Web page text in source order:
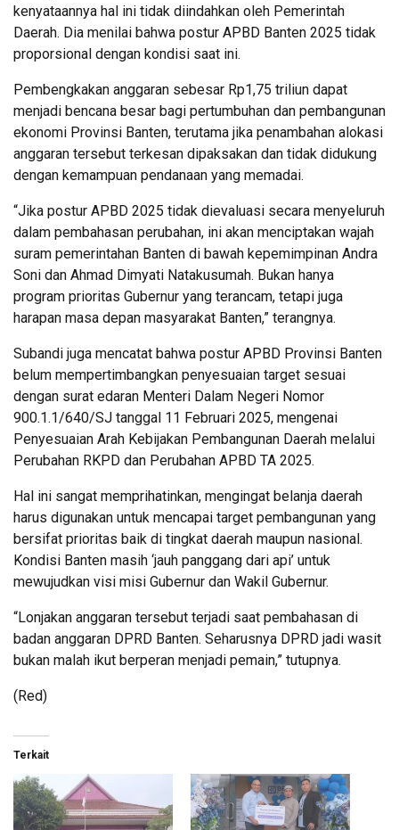
kenyataannya hal ini tidak diindahkan oleh Pemerintah
Daerah. Dia menilai bahwa postur APBD Banten 2025 tidak
proporsional dengan kondisi saat ini.
Pembengkakan anggaran sebesar Rp1,75 triliun dapat
menjadi bencana besar bagi pertumbuhan dan pembangunan
ekonomi Provinsi Banten, terutama jika penambahan alokasi
anggaran tersebut terkesan dipaksakan dan tidak didukung
dengan kemampuan pendanaan yang memadai.
“Jika postur APBD 2025 tidak dievaluasi secara menyeluruh
dalam pembahasan perubahan, ini akan menciptakan wajah
suram pemerintahan Banten di bawah kepemimpinan Andra
Soni dan Ahmad Dimyati Natakusumah. Bukan hanya
program prioritas Gubernur yang terancam, tetapi juga
harapan masa depan masyarakat Banten,” terangnya.
Subandi juga mencatat bahwa postur APBD Provinsi Banten
belum mempertimbangkan penyesuaian target sesuai
dengan surat edaran Menteri Dalam Negeri Nomor
900.1.1/640/SJ tanggal 11 Februari 2025, mengenai
Penyesuaian Arah Kebijakan Pembangunan Daerah melalui
Perubahan RKPD dan Perubahan APBD TA 2025.
Hal ini sangat memprihatinkan, mengingat belanja daerah
harus digunakan untuk mencapai target pembangunan yang
bersifat prioritas baik di tingkat daerah maupun nasional.
Kondisi Banten masih ‘jauh panggang dari api’ untuk
mewujudkan visi misi Gubernur dan Wakil Gubernur.
“Lonjakan anggaran tersebut terjadi saat pembahasan di
badan anggaran DPRD Banten. Seharusnya DPRD jadi wasit
bukan malah ikut berperan menjadi pemain,” tutupnya.
(Red)
Terkait